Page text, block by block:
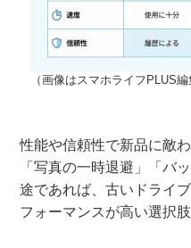
（画像はスマホライフPLUS編
性能や信頼性で新品に敵
「写真の一時退避」「バ
途であれば、古いドライ
フォーマンスが高い選択肢